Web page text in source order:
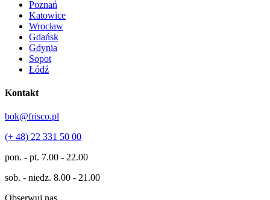
Poznań
Katowice
Wrocław
Gdańsk
Gdynia
Sopot
Łódź
Kontakt
bok@frisco.pl
(+ 48) 22 331 50 00
pon. - pt. 7.00 - 22.00
sob. - niedz. 8.00 - 21.00